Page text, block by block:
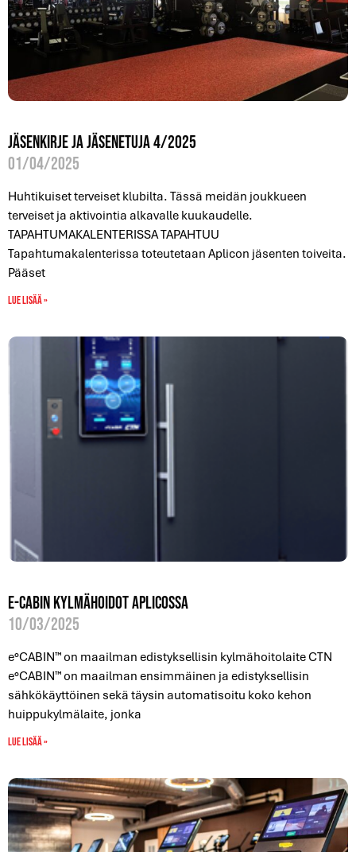
Jäsenkirje ja jäsenetuja 4/2025
01/04/2025
Huhtikuiset terveiset klubilta. Tässä meidän joukkueen
terveiset ja aktivointia alkavalle kuukaudelle.
TAPAHTUMAKALENTERISSA TAPAHTUU
Tapahtumakalenterissa toteutetaan Aplicon jäsenten toiveita.
Pääset
Lue lisää »
e-Cabin kylmähoidot Aplicossa
10/03/2025
e°CABIN™ on maailman edistyksellisin kylmähoitolaite CTN
e°CABIN™ on maailman ensimmäinen ja edistyksellisin
sähkökäyttöinen sekä täysin automatisoitu koko kehon
huippukylmälaite, jonka
Lue lisää »